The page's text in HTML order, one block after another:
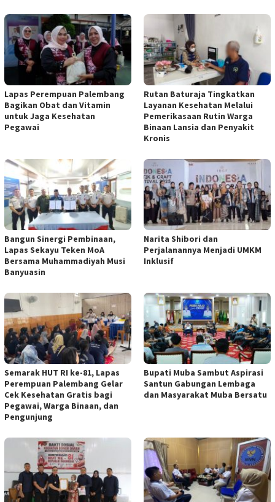
Lapas Perempuan Palembang
Bagikan Obat dan Vitamin
untuk Jaga Kesehatan
Pegawai
Rutan Baturaja Tingkatkan
Layanan Kesehatan Melalui
Pemerikasaan Rutin Warga
Binaan Lansia dan Penyakit
Kronis
Bangun Sinergi Pembinaan,
Lapas Sekayu Teken MoA
Bersama Muhammadiyah Musi
Banyuasin
Narita Shibori dan
Perjalanannya Menjadi UMKM
Inklusif
Semarak HUT RI ke-81, Lapas
Perempuan Palembang Gelar
Cek Kesehatan Gratis bagi
Pegawai, Warga Binaan, dan
Pengunjung
Bupati Muba Sambut Aspirasi
Santun Gabungan Lembaga
dan Masyarakat Muba Bersatu